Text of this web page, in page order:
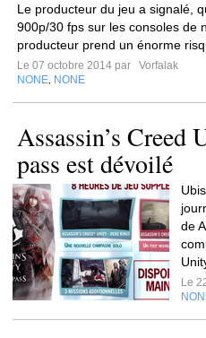
Le producteur du jeu a signalé,
900p/30 fps sur les consoles de
producteur prend un énorme
Le 07 octobre 2014 par
Vorfalak
NONE NONE
Assassin’s Creed
pass est dévoilé
de
Le